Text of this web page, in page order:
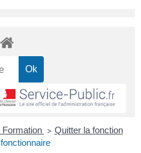
Formation > Quitter la fonction